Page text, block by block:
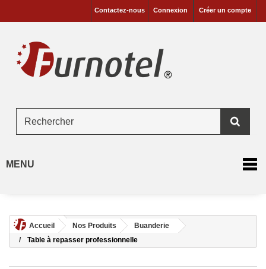
Créer un compte
Connexion
Contactez-nous
MENU
Accueil Nos Produits
Buanderie
Table à repasser professionnelle